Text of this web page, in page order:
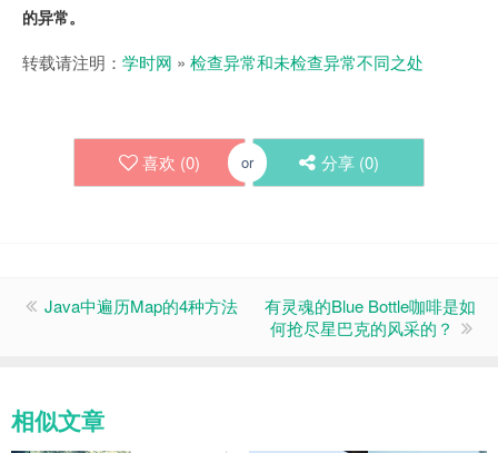
的异常。
转载请注明： 学时网 » 检查异常和未检查异常不同之处
喜欢 (0) or 分享 (0)
Java中遍历Map的4种方法
有灵魂的Blue Bottle咖啡是如
何抢尽星巴克的风采的？
相似文章